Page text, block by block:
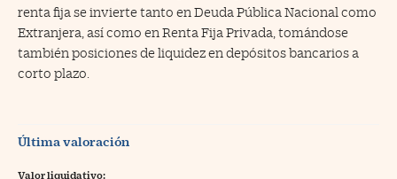
renta fija se invierte tanto en Deuda Pública Nacional como
Extranjera, así como en Renta Fija Privada, tomándose
también posiciones de liquidez en depósitos bancarios a
corto plazo.
Última valoración
Valor liquidativo: